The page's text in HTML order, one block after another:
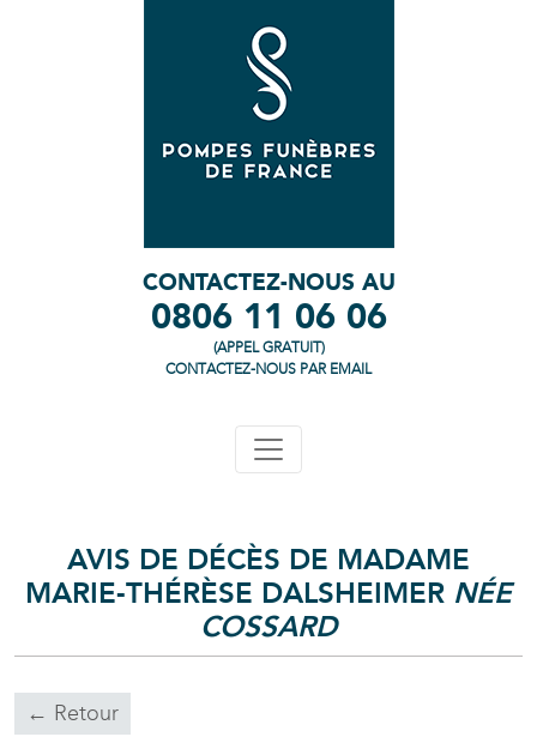
CONTACTEZ-NOUS AU
0806 11 06 06
(APPEL GRATUIT)
CONTACTEZ-NOUS PAR EMAIL
AVIS DE DÉCÈS DE MADAME
MARIE-THÉRÈSE DALSHEIMER NÉE
COSSARD
← Retour